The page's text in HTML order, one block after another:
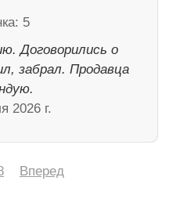
Договорились о
забрал. Продавца
2026 г.
Вперед